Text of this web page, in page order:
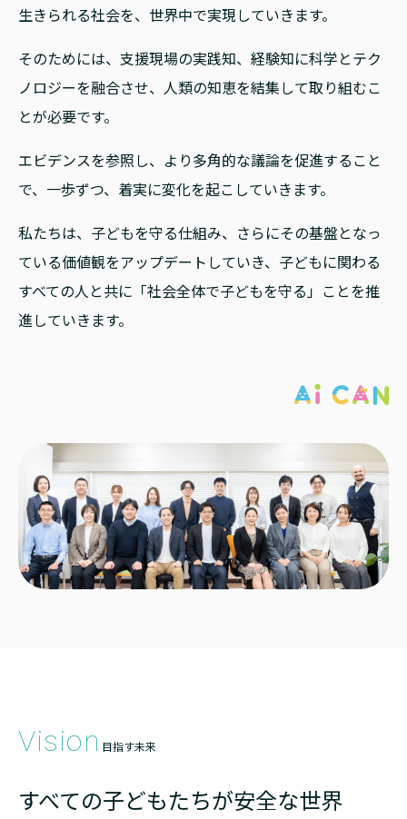
生きられる社会を、世界中で実現していきます。
そのためには、支援現場の実践知、経験知に科学とテク
ノロジーを融合させ、人類の知恵を結集して取り組むこ
とが必要です。
エビデンスを参照し、より多角的な議論を促進すること
で、一歩ずつ、着実に変化を起こしていきます。
私たちは、子どもを守る仕組み、さらにその基盤となっ
ている価値観をアップデートしていき、子どもに関わる
すべての人と共に「社会全体で子どもを守る」ことを推
進していきます。
Vision 目指す未来
すべての子どもたちが安全な世界